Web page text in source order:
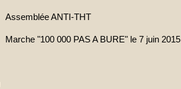
Assemblée ANTI-THT
Marche "100 000 PAS A BURE" le 7 juin 2015